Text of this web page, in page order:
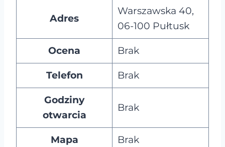
Adres
Warszawska 40,
06-100 Pułtusk
Ocena Brak
Telefon Brak
Godziny
otwarcia
Brak
Mapa Brak